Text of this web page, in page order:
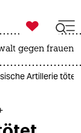

taz zahl ich
gegen frauen
Artillerie tötet